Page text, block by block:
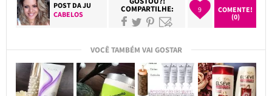
POST DAJU
CABELOS
COMPARTILHE: 9
COMENTE!
(0)
VOCÊ TAMBÉM VAI GOSTAR